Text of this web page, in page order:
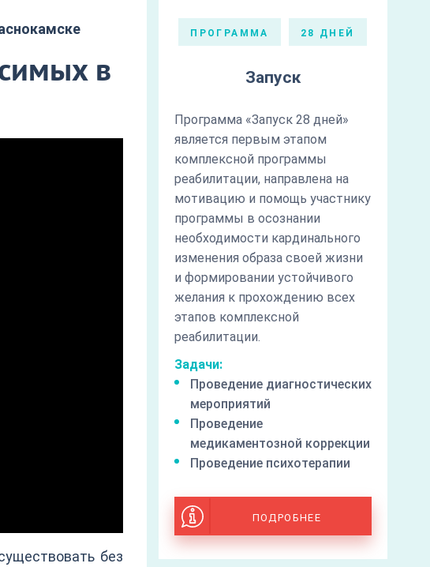
в
без
ПРОГРАММА 28 ДНЕЙ
Запуск
Программа «Запуск 28 дней»
является первым этапом
комплексной программы
реабилитации, направлена на
мотивацию и помощь участнику
программы в осознании
необходимости кардинального
изменения образа своей жизни
и формировании устойчивого
желания к прохождению всех
этапов комплексной
реабилитации.
Задачи:
Проведение диагностических
мероприятий
Проведение
медикаментозной коррекции
Проведение психотерапии
ПОДРОБНЕЕ